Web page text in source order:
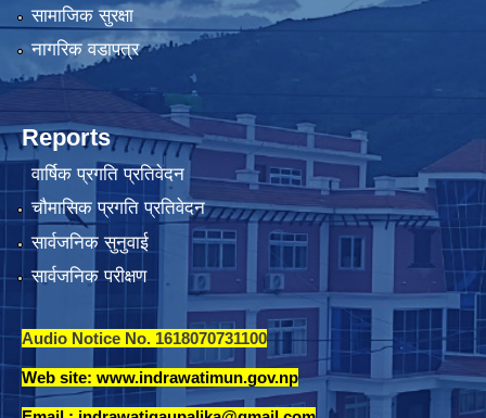
सामाजिक सुरक्षा
नागरिक वडापत्र
Reports
वार्षिक प्रगति प्रतिवेदन
चौमासिक प्रगति प्रतिवेदन
सार्वजनिक सुनुवाई
सार्वजनिक परीक्षण
Audio Notice No. 1618070731100
Web site: www.indrawatimun.gov.np